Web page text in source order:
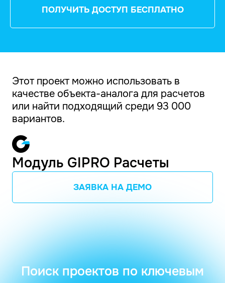
ПОЛУЧИТЬ ДОСТУП БЕСПЛАТНО
Этот проект можно использовать в
качестве объекта-аналога для расчетов
или найти подходящий среди 93 000
вариантов.
Модуль GIPRO Расчеты
ЗАЯВКА НА ДЕМО
Поиск проектов по ключевым